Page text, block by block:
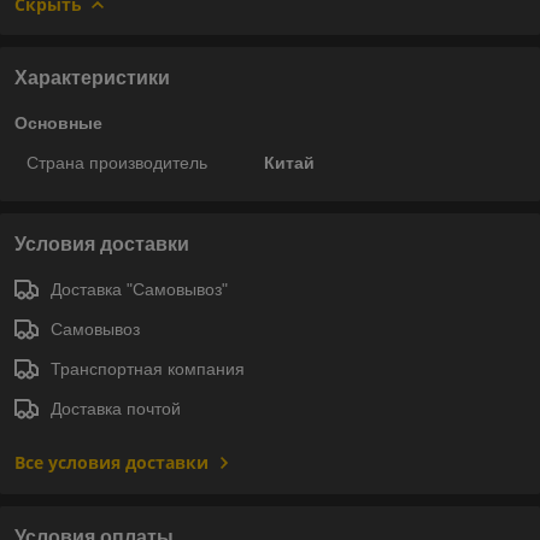
Характеристики
Основные
Страна производитель Китай
Условия доставки
Доставка "Самовывоз"
Самовывоз
Транспортная компания
Доставка почтой
Все условия доставки